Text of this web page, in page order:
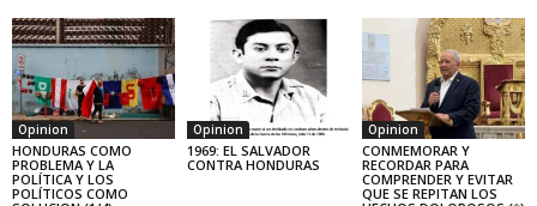
Opinion
HONDURAS COMO
PROBLEMA Y LA
POLÍTICA Y LOS
POLÍTICOS COMO
Opinion
1969: EL SALVADOR
CONTRA HONDURAS
Opinion
CONMEMORAR Y
RECORDAR PARA
COMPRENDER Y EVITAR
QUE SE REPITAN LOS